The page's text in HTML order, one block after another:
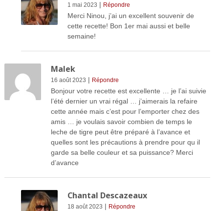
1 mai 2023 | Répondre
Merci Ninou, j’ai un excellent souvenir de
cette recette! Bon 1er mai aussi et belle
semaine!
Malek
16 août 2023 | Répondre
Bonjour votre recette est excellente … je l’ai suivie
l’été dernier un vrai régal … j’aimerais la refaire
cette année mais c’est pour l’emporter chez des
amis … je voulais savoir combien de temps le
leche de tigre peut être préparé à l’avance et
quelles sont les précautions à prendre pour qu il
garde sa belle couleur et sa puissance? Merci
d’avance
Chantal Descazeaux
18 août 2023 | Répondre